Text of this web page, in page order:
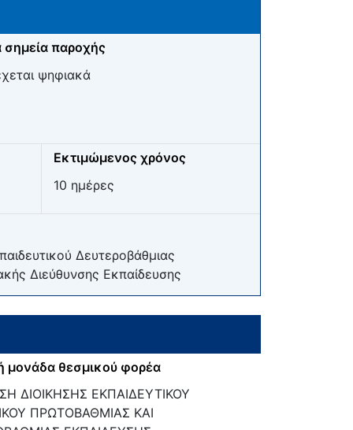
παροχής
ψηφιακά
Εκτιμώμενος χρόνος
10 ημέρες
Δευτεροβάθμιας
Διεύθυνσης Εκπαίδευσης
μονάδα θεσμικού φορέα
ΔΙΟΙΚΗΣΗΣ ΕΚΠΑΙΔΕΥΤΙΚΟΥ
ΠΡΩΤΟΒΑΘΜΙΑΣ ΚΑΙ